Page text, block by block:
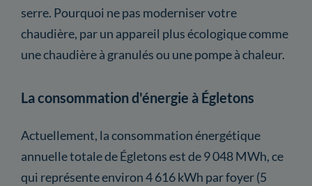
serre. Pourquoi ne pas moderniser votre
chaudière, par un appareil plus écologique comme
une chaudière à granulés ou une pompe à chaleur.
La consommation d'énergie à Égletons
Actuellement, la consommation énergétique
annuelle totale de Égletons est de 9 048 MWh, ce
qui représente environ 4 616 kWh par foyer (5